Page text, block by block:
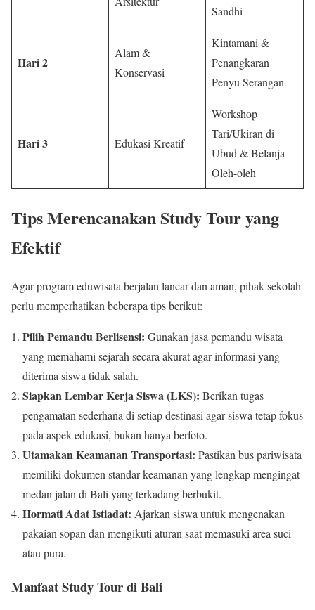
Sandhi
Hari 2
Alam &
Konservasi
Kintamani &
Penangkaran
Penyu Serangan
Hari 3 Edukasi Kreatif
Workshop
Tari/Ukiran di
Ubud & Belanja
Oleh-oleh
Tips Merencanakan Study Tour yang
Efektif
Agar program eduwisata berjalan lancar dan aman, pihak sekolah
perlu memperhatikan beberapa tips berikut:
Pilih Pemandu Berlisensi: Gunakan jasa pemandu wisata
yang memahami sejarah secara akurat agar informasi yang
diterima siswa tidak salah.
Siapkan Lembar Kerja Siswa (LKS): Berikan tugas
pengamatan sederhana di setiap destinasi agar siswa tetap fokus
pada aspek edukasi, bukan hanya berfoto.
Utamakan Keamanan Transportasi: Pastikan bus pariwisata
memiliki dokumen standar keamanan yang lengkap mengingat
medan jalan di Bali yang terkadang berbukit.
Hormati Adat Istiadat: Ajarkan siswa untuk mengenakan
pakaian sopan dan mengikuti aturan saat memasuki area suci
atau pura.
Manfaat Study Tour di Bali